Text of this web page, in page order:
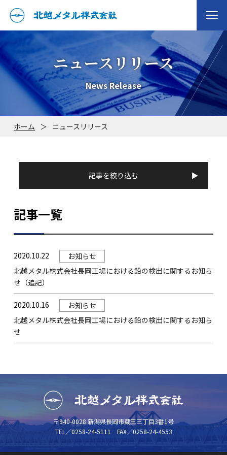
ニュースリリース
News Release
ホーム ＞ ニュースリリース
記事を絞り込む
記事一覧
2020.10.22
お知らせ
北越メタル株式会社長岡工場における鉛の検出に関するお知ら
せ（追記）
2020.10.16
お知らせ
北越メタル株式会社長岡工場における鉛の検出に関するお知ら
せ
〒940-0028 新潟県長岡市蔵王三丁目3番1号
TEL／0258-24-5111 FAX／0258-24-4553